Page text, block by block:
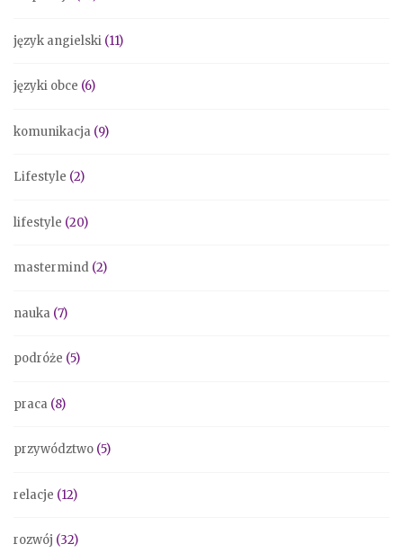
język angielski (11)
języki obce (6)
komunikacja (9)
Lifestyle (2)
lifestyle (20)
mastermind (2)
nauka (7)
podróże (5)
praca (8)
przywództwo (5)
relacje (12)
rozwój (32)